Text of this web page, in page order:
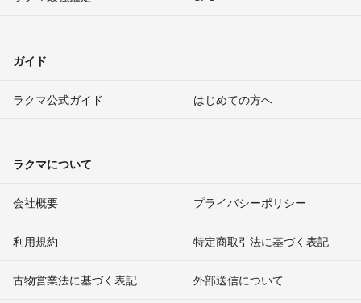
ガイド
ラクマ公式ガイド はじめての方へ
ラクマについて
会社概要 プライバシーポリシー
利用規約 特定商取引法に基づく表記
古物営業法に基づく表記 外部送信について